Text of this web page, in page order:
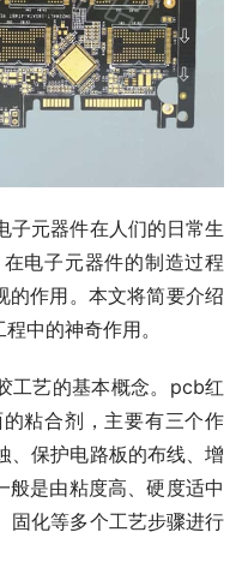
子元器件在人们的日常生
电子元器件的制造过程
作用。本文将简要介绍
中的神奇作用。
工艺的基本概念。pcb红
粘合剂，主要有三个作
、保护电路板的布线、增
是由粘度高、硬度适中
固化等多个工艺步骤进行